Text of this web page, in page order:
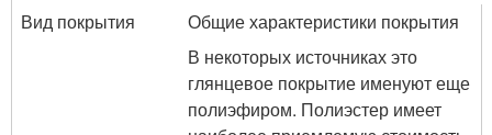
Вид покрытия
Общие характеристики покрытия
В некоторых источниках это
глянцевое покрытие именуют еще
полиэфиром. Полиэстер имеет